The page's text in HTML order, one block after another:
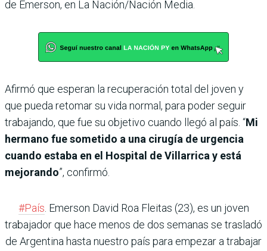
de Emerson, en La Nación/Nación Media.
Afirmó que esperan la recuperación total del joven y
que pueda retomar su vida normal, para poder seguir
trabajando, que fue su objetivo cuando llegó al país. “Mi
hermano fue sometido a una cirugía de urgencia
cuando estaba en el Hospital de Villarrica y está
mejorando”, confirmó.
#País . Emerson David Roa Fleitas (23), es un joven
trabajador que hace menos de dos semanas se trasladó
de Argentina hasta nuestro país para empezar a trabajar